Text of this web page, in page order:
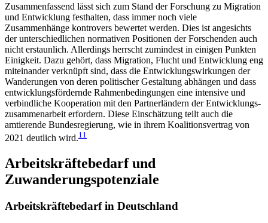
Zusammenfassend lässt sich zum Stand der Forschung zu Migration
und Entwicklung festhalten, dass immer noch viele
Zusammenhänge kontrovers bewertet werden. Dies ist angesichts
der unterschiedlichen normativen Positionen der Forschenden auch
nicht erstaunlich. Allerdings herrscht zumindest in einigen Punkten
Einigkeit. Dazu gehört, dass Migra­tion, Flucht und Entwicklung eng
miteinander ver­knüpft sind, dass die Entwicklungswirkungen der
Wanderungen von deren politischer Gestaltung abhängen und dass
entwicklungsfördernde Rahmenbedingungen eine intensive und
verbindliche Koope­ration mit den Partnerländern der Entwicklungs­
zusammenarbeit erfordern. Diese Einschätzung teilt auch die
amtierende Bundesregierung, wie in ihrem Koalitionsvertrag von
2021 deutlich wird.11
Arbeitskräftebedarf und
Zuwanderungspotenziale
Arbeitskräftebedarf in Deutschland